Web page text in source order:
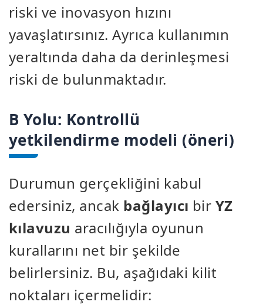
riski ve inovasyon hızını
yavaşlatırsınız. Ayrıca kullanımın
yeraltında daha da derinleşmesi
riski de bulunmaktadır.
B Yolu: Kontrollü
yetkilendirme modeli (öneri)
Durumun gerçekliğini kabul
edersiniz, ancak bağlayıcı bir YZ
kılavuzu aracılığıyla oyunun
kurallarını net bir şekilde
belirlersiniz. Bu, aşağıdaki kilit
noktaları içermelidir: